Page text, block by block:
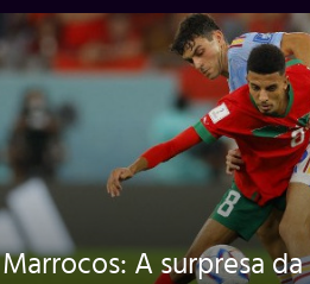
Marrocos: A surpresa da